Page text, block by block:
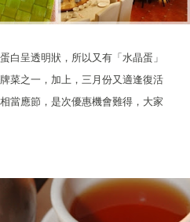
白呈透明狀，所以又有「水晶蛋」
菜之一，加上，三月份又適逢復活
當應節，是次優惠機會難得，大家